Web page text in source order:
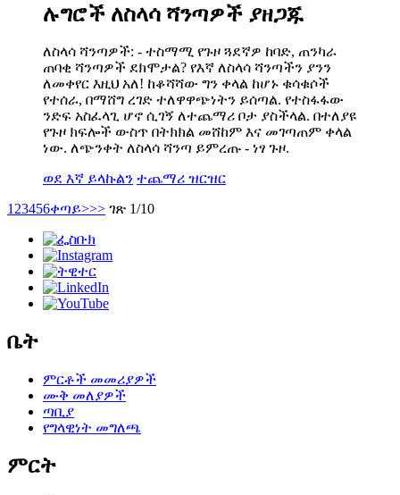
ሉግሮች ለስላሳ ሻንጣዎች ያዘጋጁ
ለስላሳ ሻንጣዎች: - ተስማሚ የጉዞ ጓደኛዎ ከባድ, ጠንካራ
ጠባቂ ሻንጣዎች ደክሞታል? የእኛ ለስላሳ ሻንጣችን ያንን
ለመቀየር እዚህ አለ! ከቆሻሻው ግን ቀላል ከሆኑ ቁሳቁሶች
የተሰራ, በማሸግ ረገድ ተለዋዋጭነትን ይሰጣል. የተስፋፋው
ንድፍ አስፈላጊ ሆኖ ሲገኝ ለተጨማሪ ቦታ ያስችላል. በተለያዩ
የጉዞ ክፍሎች ውስጥ በትክክል መሸከም እና መገጣጠም ቀላል
ነው. ለጭንቀት ለስላሳ ሻንጣ ይምረጡ - ነፃ ጉዞ.
ወደ እኛ ይላኩልን ተጨማሪ ዝርዝር
123456ቀጣይ>>> ገጽ 1/10
ቤት
ምርቶች መመሪያዎች
ሙቅ መለያዎች
ጣቢያ
የግላዊነት መግለጫ
ምርት